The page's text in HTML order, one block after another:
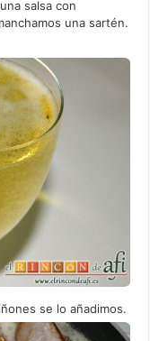
salsa con
una sartén.
se lo añadimos.